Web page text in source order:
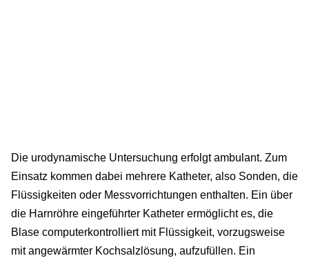
Die urodynamische Untersuchung erfolgt ambulant. Zum
Einsatz kommen dabei mehrere Katheter, also Sonden, die
Flüssigkeiten oder Messvorrichtungen enthalten. Ein über
die Harnröhre eingeführter Katheter ermöglicht es, die
Blase computerkontrolliert mit Flüssigkeit, vorzugsweise
mit angewärmter Kochsalzlösung, aufzufüllen. Ein